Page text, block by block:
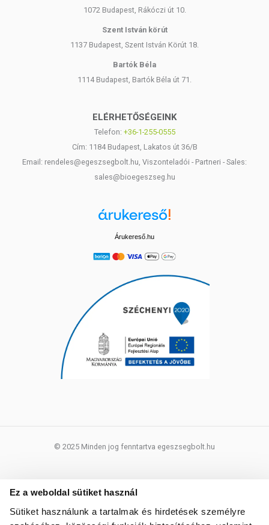
Ez a weboldal sütiket használ
Sütiket használunk a tartalmak és hirdetések személyre
1072 Budapest, Rákóczi út 10.
Szent István körút
1137 Budapest, Szent István Körút 18.
Bartók Béla
1114 Budapest, Bartók Béla út 71.
ELÉRHETŐSÉGEINK
Telefon: +36-1-255-0555
Cím: 1184 Budapest, Lakatos út 36/B
Email: rendeles@egeszsegbolt.hu, Viszonteladói - Partneri - Sales:
sales@bioegeszseg.hu
Árukereső.hu
© 2025 Minden jog fenntartva egeszsegbolt.hu